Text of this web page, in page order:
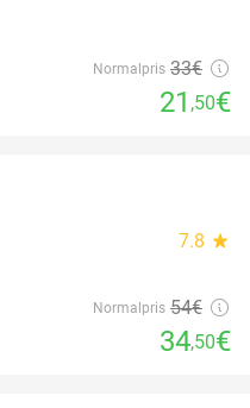
Normalpris 33€
21 ,50€
7.8 star
Normalpris 54€
34,50€